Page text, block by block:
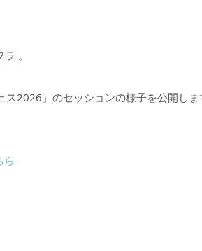
。
2026」のセッションの様子を公開しま
ら